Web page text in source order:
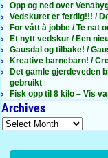
Opp og ned over
Vedskuret er ferdig!!! /
For vått å jobbe / Te nat
Et nytt vedskur / Een
Gausdal og tilbake! /
Kreative barnebarn! /
Det gamle gjerdeveden
gebruikt
Fisk opp til 8 kilo – Vis
Archives